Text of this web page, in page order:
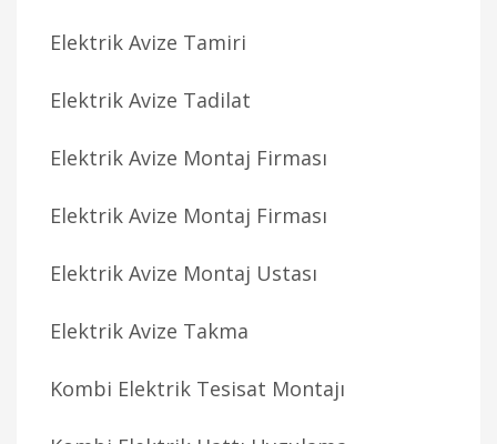
Elektrik Avize Tamiri
Elektrik Avize Tadilat
Elektrik Avize Montaj Firması
Elektrik Avize Montaj Firması
Elektrik Avize Montaj Ustası
Elektrik Avize Takma
Kombi Elektrik Tesisat Montajı